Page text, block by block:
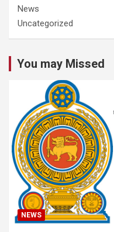
News
Uncategorized
You may Missed
NEWS